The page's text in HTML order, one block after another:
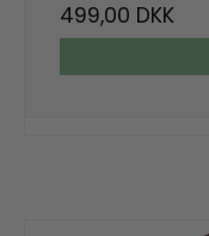
499,00 DKK